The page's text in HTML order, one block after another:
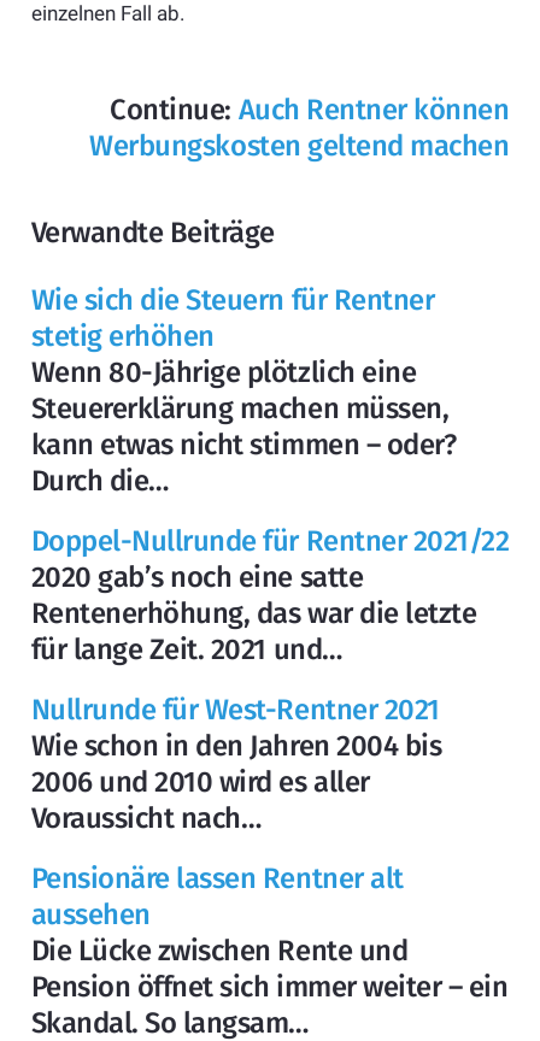
einzelnen Fall ab.
Continue: Auch Rentner können
Werbungskosten geltend machen
Verwandte Beiträge
Wie sich die Steuern für Rentner
stetig erhöhen
Wenn 80-Jährige plötzlich eine
Steuererklärung machen müssen,
kann etwas nicht stimmen – oder?
Durch die…
Doppel-Nullrunde für Rentner 2021/22
2020 gab’s noch eine satte
Rentenerhöhung, das war die letzte
für lange Zeit. 2021 und…
Nullrunde für West-Rentner 2021
Wie schon in den Jahren 2004 bis
2006 und 2010 wird es aller
Voraussicht nach…
Pensionäre lassen Rentner alt
aussehen
Die Lücke zwischen Rente und
Pension öffnet sich immer weiter – ein
Skandal. So langsam…